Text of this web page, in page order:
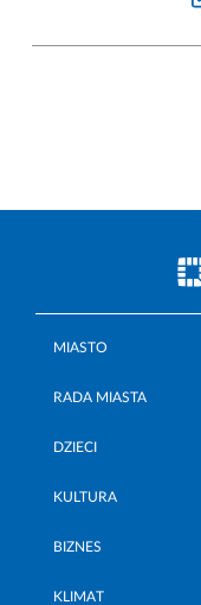
MIASTO
RADA MIASTA
DZIECI
KULTURA
BIZNES
KLIMAT